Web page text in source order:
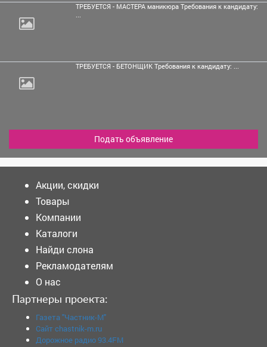
ТРЕБУЕТСЯ - МАСТЕРА маникюра Требования к кандидату:
...
ТРЕБУЕТСЯ - БЕТОНЩИК Требования к кандидату: ...
Подать объявление
Акции, скидки
Товары
Компании
Каталоги
Найди слона
Рекламодателям
О нас
Партнеры проекта:
Газета "Частник-М"
Сайт chastnik-m.ru
Дорожное радио 93.4FM